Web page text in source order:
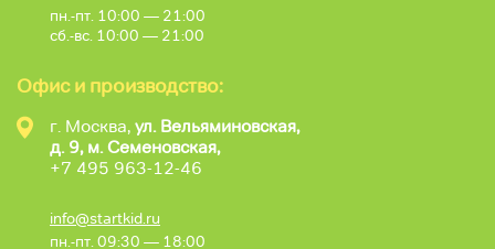
пн.-пт. 10:00 — 21:00
сб.-вс. 10:00 — 21:00
Офис и производство:
г. Москва, ул. Вельяминовская,
д. 9, м. Семеновская,
+7 495 963-12-46
info@startkid.ru
пн.-пт. 09:30 — 18:00